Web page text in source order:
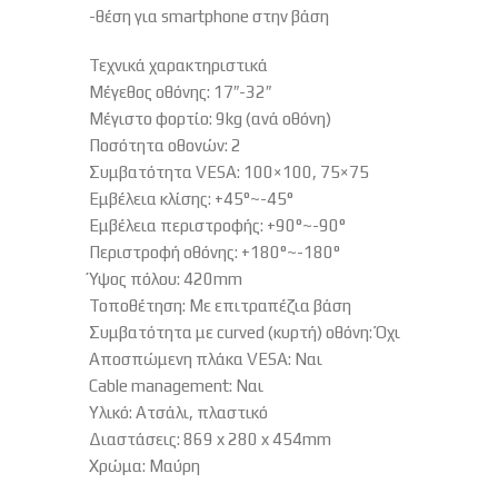
-θέση για smartphone στην βάση
Τεχνικά χαρακτηριστικά
Μέγεθος οθόνης: 17″-32″
Μέγιστο φορτίο: 9kg (ανά οθόνη)
Ποσότητα οθονών: 2
Συμβατότητα VESA: 100×100, 75×75
Εμβέλεια κλίσης: +45°~-45°
Εμβέλεια περιστροφής: +90°~-90°
Περιστροφή οθόνης: +180°~-180°
Ύψος πόλου: 420mm
Τοποθέτηση: Με επιτραπέζια βάση
Συμβατότητα με curved (κυρτή) οθόνη: Όχι
Αποσπώμενη πλάκα VESA: Ναι
Cable management: Ναι
Υλικό: Ατσάλι, πλαστικό
Διαστάσεις: 869 x 280 x 454mm
Χρώμα: Μαύρη